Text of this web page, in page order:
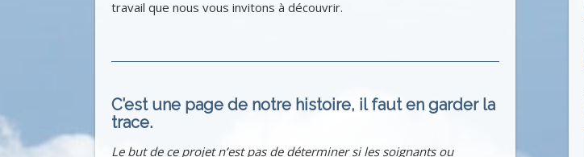
travail que nous vous invitons à découvrir.
C’est une page de notre histoire, il faut en garder la
trace.
Le but de ce projet n’est pas de déterminer si les soignants ou